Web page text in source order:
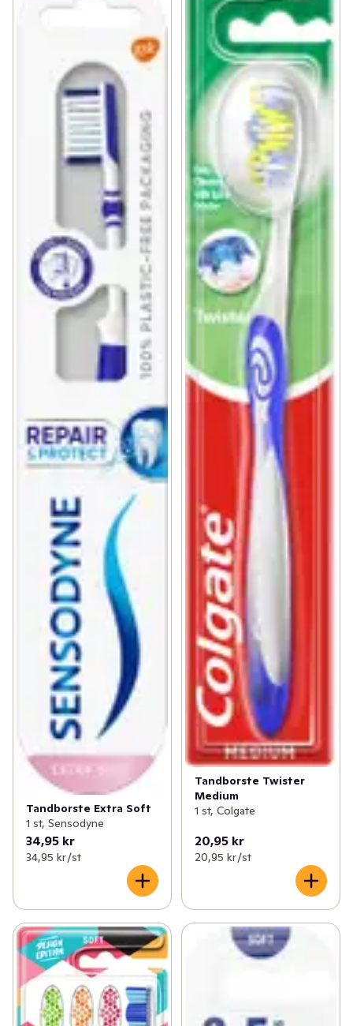
Tandborste Extra Soft
1 st, Sensodyne
34,95 kr
34,95 kr /st
Tandborste Twister
Medium
1 st, Colgate
20,95 kr
20,95 kr /st